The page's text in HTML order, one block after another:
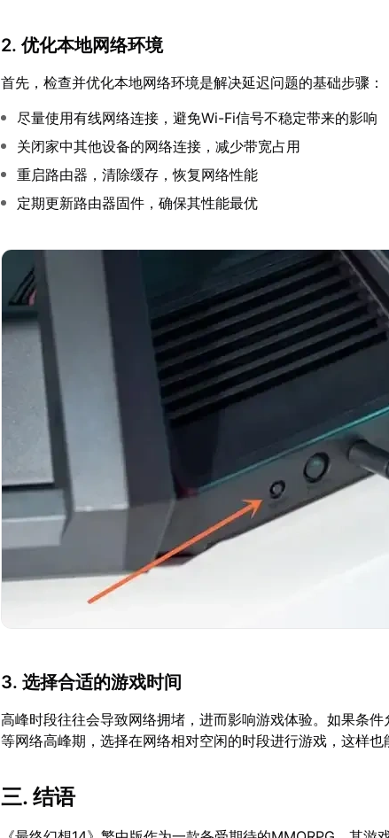
2. 优化本地网络环境
首先，检查并优化本地网络环境是解决延迟问题的基础步骤：
尽量使用有线网络连接，避免Wi-Fi信号不稳定带来的影响
关闭家中其他设备的网络连接，减少带宽占用
重启路由器，清除缓存，恢复网络性能
定期更新路由器固件，确保其性能最优
3. 选择合适的游戏时间
高峰时段往往会导致网络拥堵，进而影响游戏体验。如果条
等网络高峰期，选择在网络相对空闲的时段进行游戏，这样也
三. 结语